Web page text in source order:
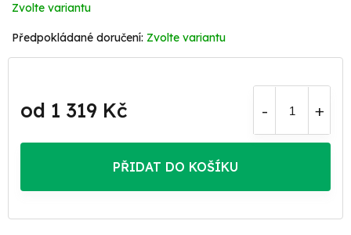
Zvolte variantu
Zvolte variantu
od 1 319 Kč
cena:
PŘIDAT DO KOŠÍKU